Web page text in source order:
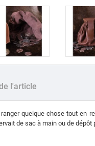
l'article
quelque chose tout en
de sac à main ou de